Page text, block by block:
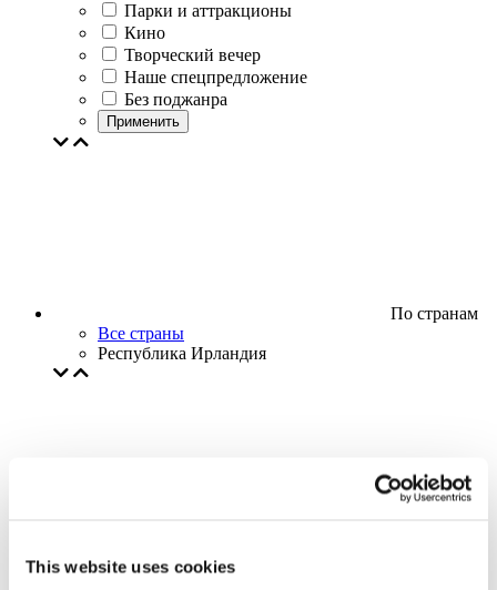
This website uses cookies
Парки и аттракционы
Кино
Творческий вечер
Наше спецпредложение
Без поджанра
Применить
По странам
Все страны
Республика Ирландия